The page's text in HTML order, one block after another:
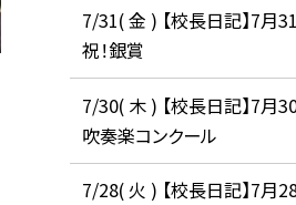
7/31( 金 ) 【校長日記】7月31
祝！銀賞
7/30( 木 ) 【校長日記】7月30
吹奏楽コンクール
7/28( 火 ) 【校長日記】7月28